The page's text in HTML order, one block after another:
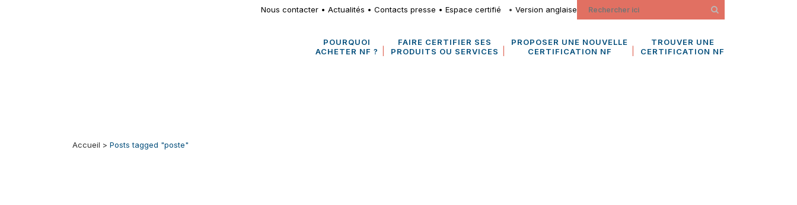
Nous contacter• Actualités • Contacts presse • Espace certifié • Version anglaise
POURQUOI
ACHETER NF ?
FAIRE CERTIFIER SES
PRODUITS OU SERVICES
PROPOSER UNE NOUVELLE
CERTIFICATION NF
TROUVER UNE
CERTIFICATION NF
Accueil > Posts tagged "poste"